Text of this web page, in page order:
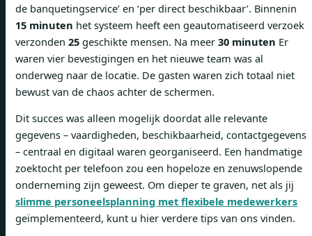
de banquetingservice’ en ‘per direct beschikbaar’. Binnenin
15 minuten het systeem heeft een geautomatiseerd verzoek
verzonden 25 geschikte mensen. Na meer 30 minuten Er
waren vier bevestigingen en het nieuwe team was al
onderweg naar de locatie. De gasten waren zich totaal niet
bewust van de chaos achter de schermen.
Dit succes was alleen mogelijk doordat alle relevante
gegevens – vaardigheden, beschikbaarheid, contactgegevens
– centraal en digitaal waren georganiseerd. Een handmatige
zoektocht per telefoon zou een hopeloze en zenuwslopende
onderneming zijn geweest. Om dieper te graven, net als jij
slimme personeelsplanning met flexibele medewerkers
geïmplementeerd, kunt u hier verdere tips van ons vinden.